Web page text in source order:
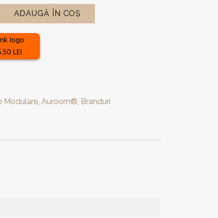
ADAUGĂ ÎN COȘ
LEI
Modulare, Auroom® Branduri